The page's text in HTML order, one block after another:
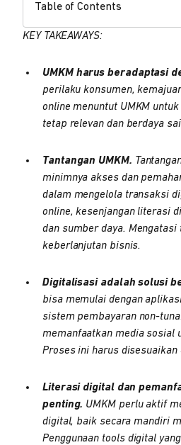
Table of Contents
KEY TAKEAWAYS:
UMKM harus beradaptasi
perilaku konsumen,
online menuntut UMKM
tetap relevan dan berdaya
Tantangan UMKM.
minimnya akses dan
dalam mengelola transaksi
online, kesenjangan literasi
dan sumber daya.
keberlanjutan bisnis.
Digitalisasi adalah solusi
bisa memulai dengan
sistem pembayaran non-
memanfaatkan media sosial
Proses ini harus disesuaikan
Literasi digital dan
penting. UMKM perlu aktif
digital, baik secara mandiri
Penggunaan tools digital